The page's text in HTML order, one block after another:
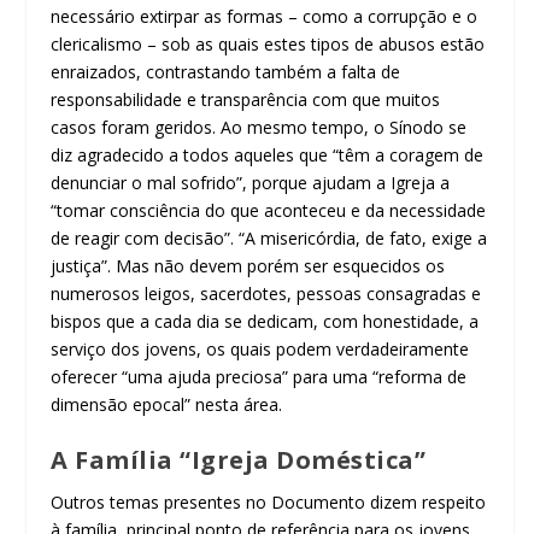
necessário extirpar as formas – como a corrupção e o
clericalismo – sob as quais estes tipos de abusos estão
enraizados, contrastando também a falta de
responsabilidade e transparência com que muitos
casos foram geridos. Ao mesmo tempo, o Sínodo se
diz agradecido a todos aqueles que “têm a coragem de
denunciar o mal sofrido”, porque ajudam a Igreja a
“tomar consciência do que aconteceu e da necessidade
de reagir com decisão”. “A misericórdia, de fato, exige a
justiça”. Mas não devem porém ser esquecidos os
numerosos leigos, sacerdotes, pessoas consagradas e
bispos que a cada dia se dedicam, com honestidade, a
serviço dos jovens, os quais podem verdadeiramente
oferecer “uma ajuda preciosa” para uma “reforma de
dimensão epocal” nesta área.
A Família “Igreja Doméstica”
Outros temas presentes no Documento dizem respeito